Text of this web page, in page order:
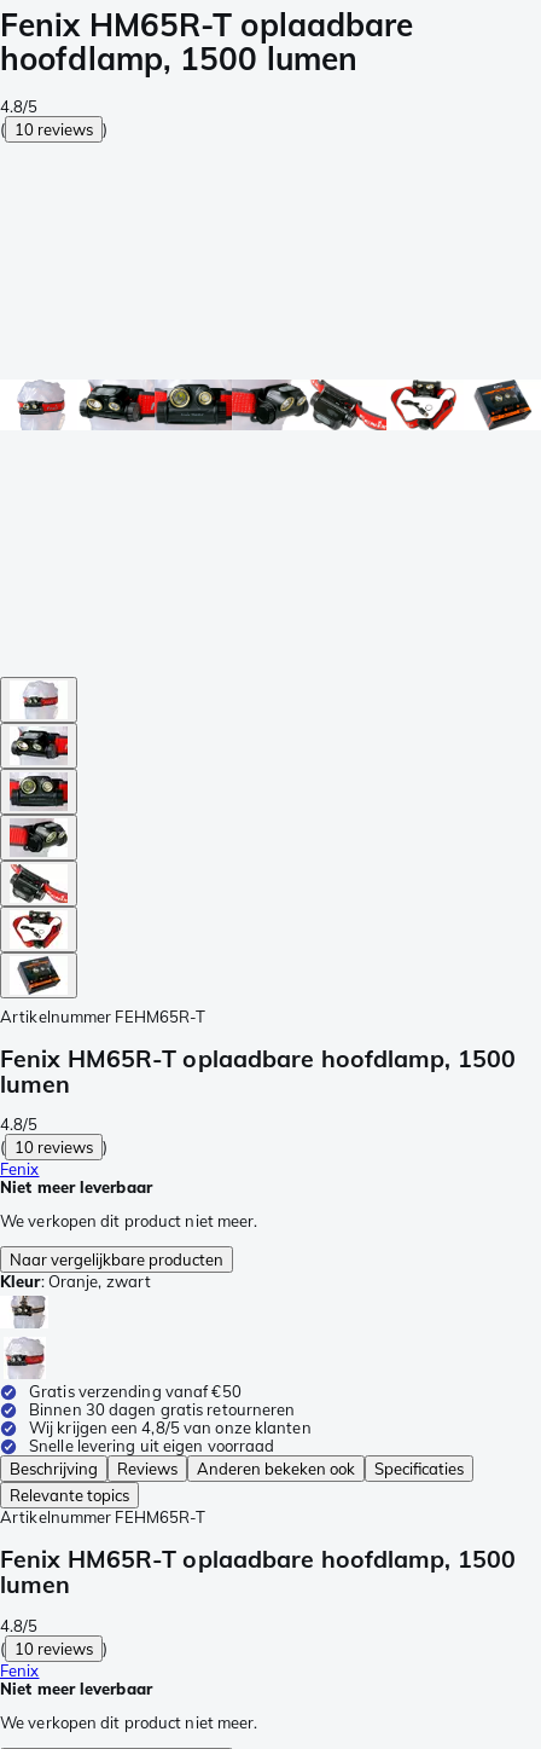
Fenix HM65R-T oplaadbare
hoofdlamp, 1500 lumen
4.8/5
( 10 reviews )
Artikelnummer FEHM65R-T
Fenix HM65R-T oplaadbare hoofdlamp, 1500
lumen
4.8/5
( 10 reviews )
Fenix
Niet meer leverbaar
We verkopen dit product niet meer.
Naar vergelijkbare producten
Kleur:Oranje, zwart
Gratis verzending vanaf €50
Binnen 30 dagen gratis retourneren
Wij krijgen een 4,8/5 van onze klanten
Snelle levering uit eigen voorraad
Beschrijving
Reviews Anderen bekeken ook
Specificaties
Relevante topics
Artikelnummer FEHM65R-T
Fenix HM65R-T oplaadbare hoofdlamp, 1500
lumen
4.8/5
( 10 reviews )
Fenix
Niet meer leverbaar
We verkopen dit product niet meer.